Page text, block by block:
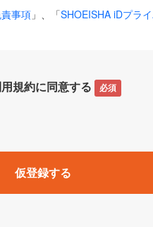
事項 」、「SHOEISHA iDプラ
ます。
ービス（名称や内容が変更され
施するイベントやキャンペーン
」「EnterpriseZine」「
規約に同意する 必須
仮登録する